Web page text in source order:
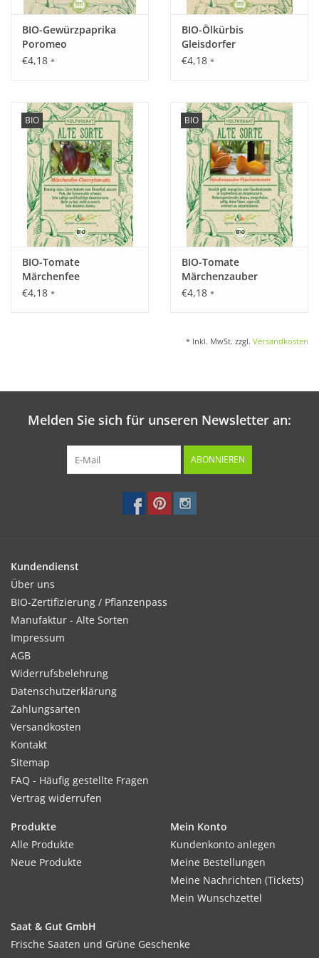
25 Korn
BIO-Gewürzpaprika
Poromeo
€4,18 *
BIO-Ölkürbis
Gleisdorfer
€4,18 *
BIO
BIO-Tomate
Märchenfee
€4,18 *
BIO
BIO-Tomate
Märchenzauber
€4,18 *
* Inkl. MwSt. zzgl. Versandkosten
Melden Sie sich für unseren Newsletter an:
ABONNIEREN
Kundendienst
Über uns
BIO-Zertifizierung / Pflanzenpass
Manufaktur - Alte Sorten
Impressum
AGB
Widerrufsbelehrung
Datenschutzerklärung
Zahlungsarten
Versandkosten
Kontakt
Sitemap
FAQ - Häufig gestellte Fragen
Vertrag widerrufen
Produkte
Alle Produkte
Neue Produkte
Mein Konto
Kundenkonto anlegen
Meine Bestellungen
Meine Nachrichten (Tickets)
Mein Wunschzettel
Saat & Gut GmbH
Frische Saaten und Grüne Geschenke